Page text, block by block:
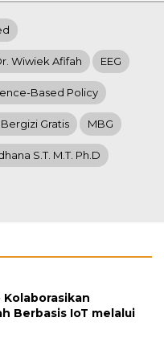
Wiwiek Afifah EEG
Based Policy
Gratis MBG
S.T. M.T. Ph.D
Kolaborasikan
Berbasis IoT melalui